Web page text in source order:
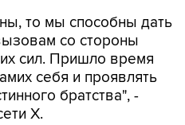
то мы способны дать
со стороны
сил. Пришло время
себя и проявлять
братства", -
Х.